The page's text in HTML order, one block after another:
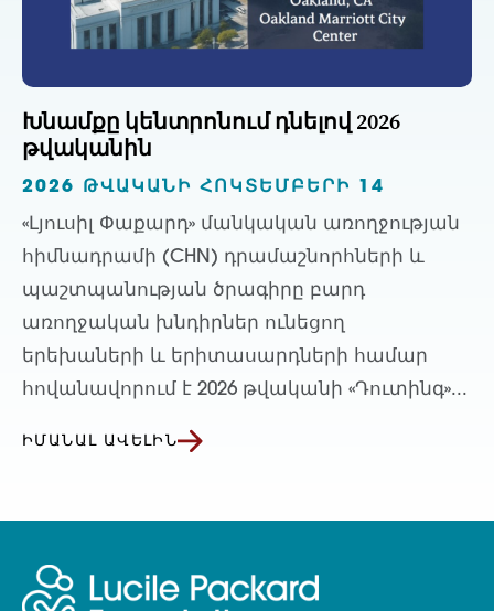
Խնամքը կենտրոնում դնելով 2026
թվականին
2026 ԹՎԱԿԱՆԻ ՀՈԿՏԵՄԲԵՐԻ 14
«Լյուսիլ Փաքարդ» մանկական առողջության
հիմնադրամի (CHN) դրամաշնորհների և
պաշտպանության ծրագիրը բարդ
առողջական խնդիրներ ունեցող
երեխաների և երիտասարդների համար
հովանավորում է 2026 թվականի «Դուտինգ»...
ԻՄԱՆԱԼ ԱՎԵԼԻՆ